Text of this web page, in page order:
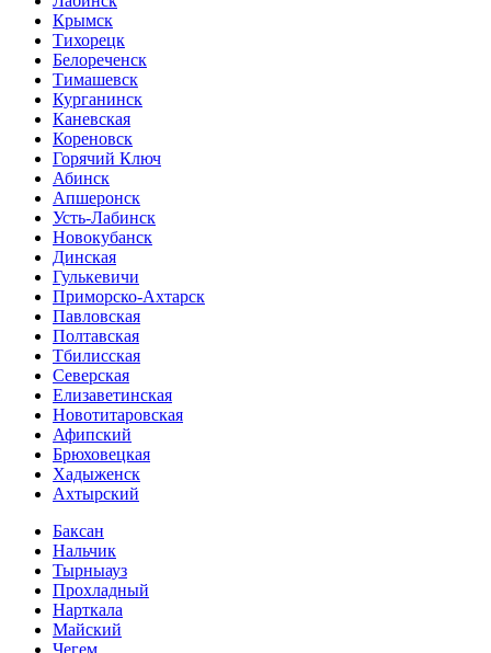
Крымск
Тихорецк
Белореченск
Тимашевск
Курганинск
Каневская
Кореновск
Горячий Ключ
Абинск
Апшеронск
Усть-Лабинск
Новокубанск
Динская
Гулькевичи
Приморско-Ахтарск
Павловская
Полтавская
Тбилисская
Северская
Елизаветинская
Новотитаровская
Афипский
Брюховецкая
Хадыженск
Ахтырский
Баксан
Нальчик
Тырныауз
Прохладный
Нарткала
Майский
Чегем